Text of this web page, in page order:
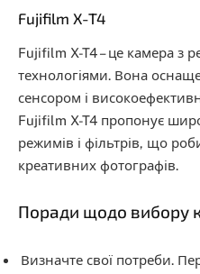
Fujifilm X-T4
Fujifilm X-T4 – це камера з
технологіями. Вона
сенсором і
Fujifilm X-T4 пропонує
режимів і фільтрів, що
креативних фотографів.
Поради щодо вибору
Визначте свої потреби.